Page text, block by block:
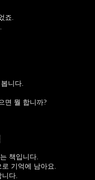
죠.
니다.
면 뭘 합니까?
책입니다.
기억에 남아요.
니다.